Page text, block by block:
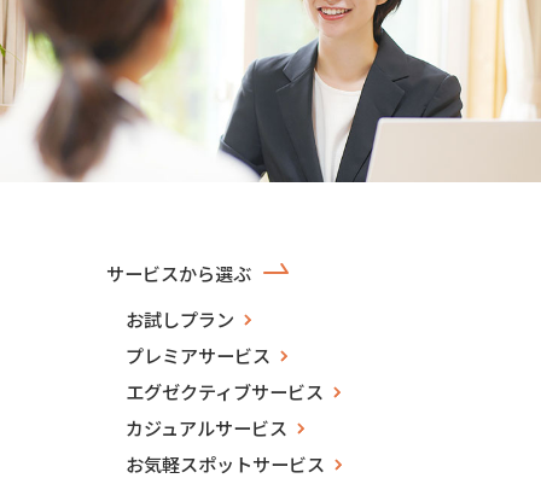
サービスから選ぶ
お試しプラン
プレミアサービス
エグゼクティブサービス
カジュアルサービス
お気軽スポットサービス